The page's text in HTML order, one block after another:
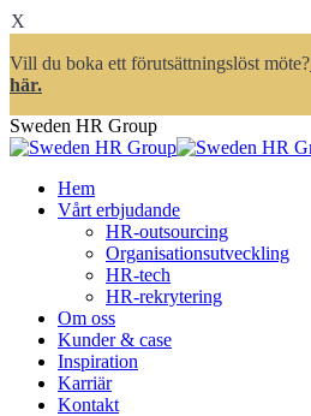
X
Vill du boka ett förutsättningslöst möte?
här.
Skip
to
Sweden HR Group
Hem
Vårt erbjudande
HR-outsourcing
Organisationsutveckling
HR-tech
HR-rekrytering
Om oss
Kunder & case
Inspiration
Karriär
Kontakt